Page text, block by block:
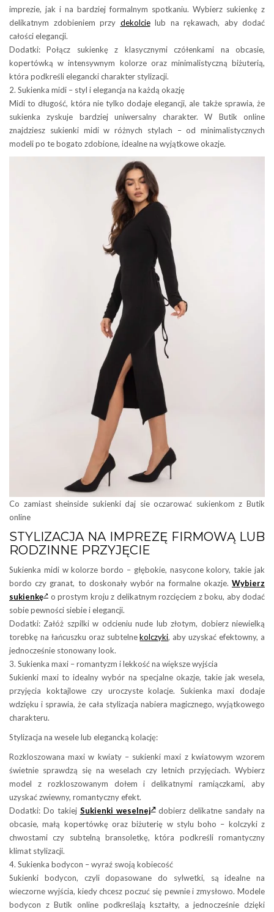
imprezie, jak i na bardziej formalnym spotkaniu. Wybierz sukienkę z
delikatnym zdobieniem przy dekolcielub na rękawach, aby dodać
całości elegancji.
Dodatki: Połącz sukienkę z klasycznymi czółenkami na obcasie,
kopertówką w intensywnym kolorze oraz minimalistyczną biżuterią,
która podkreśli elegancki charakter stylizacji.
2. Sukienka midi – styl i elegancja na każdą okazję
Midi to długość, która nie tylko dodaje elegancji, ale także sprawia, że
sukienka zyskuje bardziej uniwersalny charakter. W Butik online
znajdziesz sukienki midi w różnych stylach – od minimalistycznych
modeli po te bogato zdobione, idealne na wyjątkowe okazje.
Co zamiast sheinside sukienki daj sie oczarować sukienkom z Butik
online
STYLIZACJA NA IMPREZĘ FIRMOWĄ LUB
RODZINNE PRZYJĘCIE
Sukienka midi w kolorze bordo – głębokie, nasycone kolory, takie jak
bordo czy granat, to doskonały wybór na formalne okazje. Wybierz
sukienkę
o prostym kroju z delikatnym rozcięciem z boku, aby dodać
sobie pewności siebie i elegancji.
Dodatki: Załóż szpilki w odcieniu nude lub złotym, dobierz niewielką
torebkę na łańcuszku oraz subtelnekolczyki, aby uzyskać efektowny, a
jednocześnie stonowany look.
3. Sukienka maxi – romantyzm i lekkość na większe wyjścia
Sukienki maxi to idealny wybór na specjalne okazje, takie jak wesela,
przyjęcia koktajlowe czy uroczyste kolacje. Sukienka maxi dodaje
wdzięku i sprawia, że cała stylizacja nabiera magicznego, wyjątkowego
charakteru.
Stylizacja na wesele lub elegancką kolację:
Rozkloszowana maxi w kwiaty – sukienki maxi z kwiatowym wzorem
świetnie sprawdzą się na weselach czy letnich przyjęciach. Wybierz
model z rozkloszowanym dołem i delikatnymi ramiączkami, aby
uzyskać zwiewny, romantyczny efekt.
Dodatki: Do takiej Sukienki weselnej dobierz delikatne sandały na
obcasie, małą kopertówkę oraz biżuterię w stylu boho – kolczyki z
chwostami czy subtelną bransoletkę, która podkreśli romantyczny
klimat stylizacji.
4. Sukienka bodycon – wyraź swoją kobiecość
Sukienki bodycon, czyli dopasowane do sylwetki, są idealne na
wieczorne wyjścia, kiedy chcesz poczuć się pewnie i zmysłowo. Modele
bodycon z Butik online podkreślają kształty, a jednocześnie dzięki